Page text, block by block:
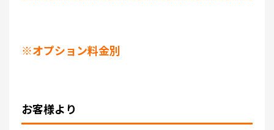
※オプション料金別
お客様より